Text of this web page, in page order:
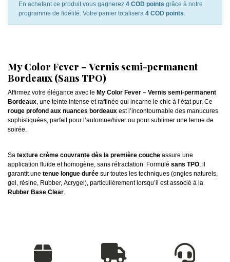
En achetant ce produit vous gagnerez 4 COD points grâce à notre
programme de fidélité. Votre panier totalisera 4 COD points.
My Color Fever – Vernis semi-permanent
Bordeaux (Sans TPO)
Affirmez votre élégance avec le My Color Fever – Vernis semi-permanent
Bordeaux, une teinte intense et raffinée qui incarne le chic à l’état pur. Ce
rouge profond aux nuances bordeaux est l’incontournable des manucures
sophistiquées, parfait pour l’automne/hiver ou pour sublimer une tenue de
soirée.
Sa texture crème couvrante dès la première couche assure une
application fluide et homogène, sans rétractation. Formulé sans TPO, il
garantit une tenue longue durée sur toutes les techniques (ongles naturels,
gel, résine, Rubber, Acrygel), particulièrement lorsqu’il est associé à la
Rubber Base Clear.